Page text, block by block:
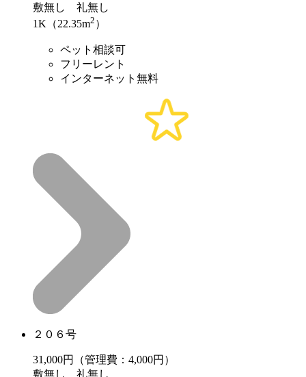
敷無し 礼無し
1K（22.35m2 ）
ペット相談可
フリーレント
インターネット無料
２０６号
31,000円（管理費：4,000円）
敷無し 礼無し